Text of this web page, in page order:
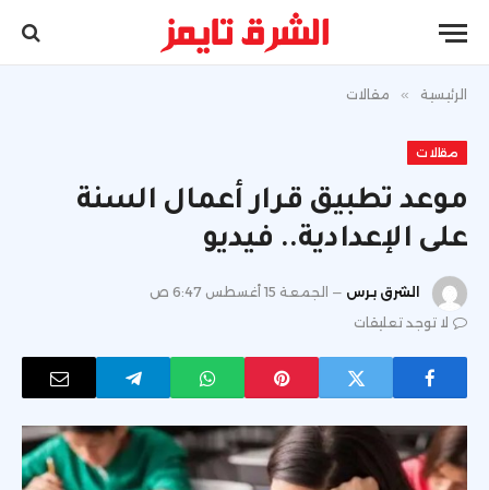
الرئيسية » مقالات
مقالات
موعد تطبيق قرار أعمال السنة
على الإعدادية.. فيديو
الشرق برس
الجمعة 15 أغسطس 6:47 ص
لا توجد تعليقات